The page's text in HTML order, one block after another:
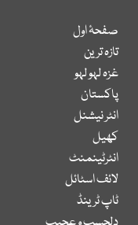
صفحۂ اول
تازہ ترین
غزہ لہو لہو
پاکستان
انٹر نیشنل
کھیل
انٹرٹینمنٹ
لائف اسٹائل
ٹاپ ٹرینڈ